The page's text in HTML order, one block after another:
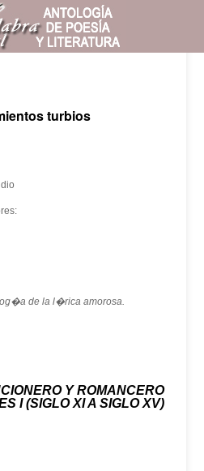
turbios
de la l�rica amorosa.
Y ROMANCERO
I (SIGLO XI A SIGLO XV)